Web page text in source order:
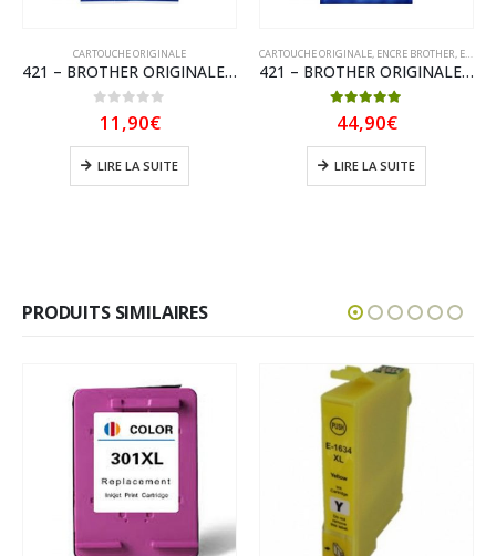
CARTOUCHE ORIGINALE
421 – BROTHER ORIGINALE LC 421 Jaune 200 Pages (LC421)
sur 5
11,90€
LIRE LA SUITE
CARTOUCHE ORIGINALE, ENCRE BROTHER, ENCRE BROTHER ORIGINAL
421 – BROTHER ORIGINALE LC 421 Pack 4 cartouches VAL (LC421)
5.00 sur 5
44,90€
LIRE LA SUITE
PRODUITS SIMILAIRES